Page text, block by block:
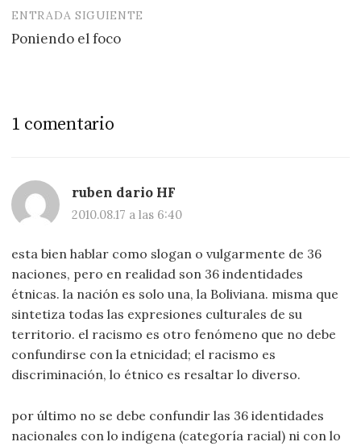
entradas
ENTRADA SIGUIENTE
Poniendo el foco
1 comentario
ruben dario HF
2010.08.17 a las 6:40
esta bien hablar como slogan o vulgarmente de 36
naciones, pero en realidad son 36 indentidades
étnicas. la nación es solo una, la Boliviana. misma que
sintetiza todas las expresiones culturales de su
territorio. el racismo es otro fenómeno que no debe
confundirse con la etnicidad; el racismo es
discriminación, lo étnico es resaltar lo diverso.
por último no se debe confundir las 36 identidades
nacionales con lo indígena (categoría racial) ni con lo